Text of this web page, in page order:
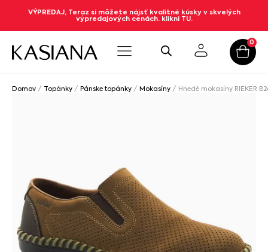
VÝPREDAJ, Teraz si môžete nájsť kvalitné kúsky v skvelých
výpredajových cenách. klikni TU.
0
Domov / Topánky / Pánske topánky / Mokasíny / Hnedé mokasíny RIEKER